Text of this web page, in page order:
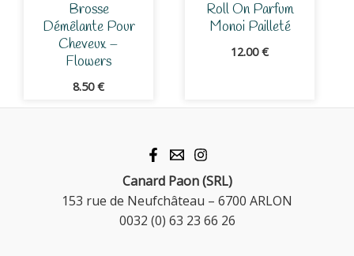
Brosse
Démêlante Pour
Cheveux –
Flowers
8.50€
Roll On Parfum
Monoi Pailleté
12.00€
Canard Paon (SRL)
153 rue de Neufchâteau – 6700 ARLON
0032 (0) 63 23 66 26